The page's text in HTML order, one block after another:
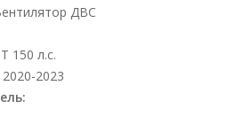
ДВС
150 л.с.
2023